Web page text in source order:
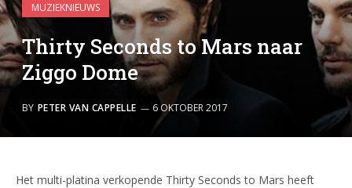
MUZIEKNIEUWS
Thirty Seconds to Mars naar
Ziggo Dome
BY PETER VAN CAPPELLE 6 OKTOBER 2017
Het multi-platina verkopende Thirty Seconds to Mars heeft